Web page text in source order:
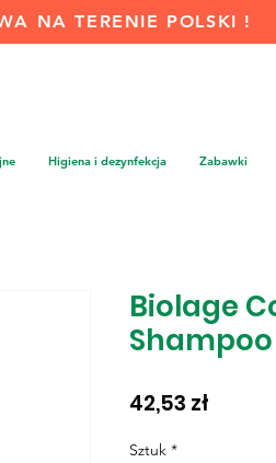
NA TERENIE POLSKI !
Higiena i dezynfekcja Zabawki
Biolage
42,53 zł
Sztuk *